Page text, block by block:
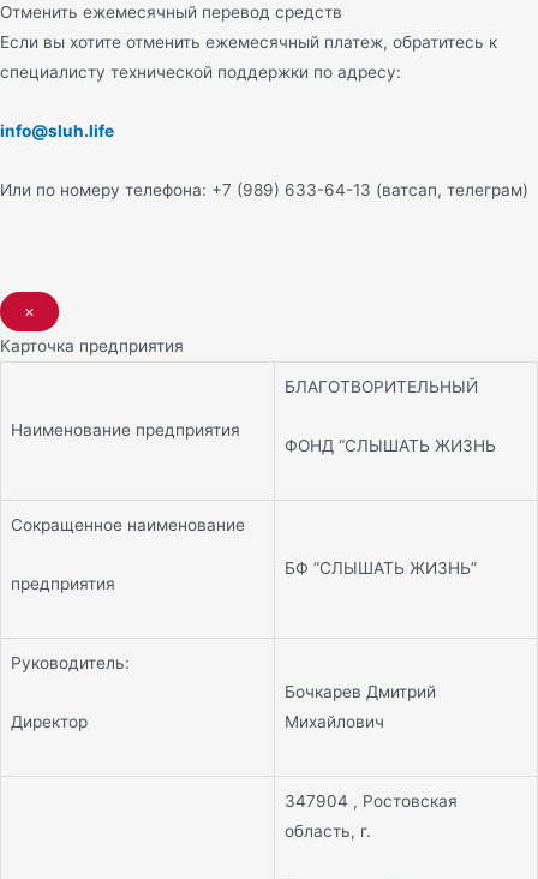
Отменить ежемесячный перевод средств
Если вы хотите отменить ежемесячный платеж, обратитесь к
специалисту технической поддержки по адресу:
info@sluh.life
Или по номеру телефона: +7 (989) 633-64-13 (ватсап, телеграм)
×
Карточка предприятия
Наименование предприятия
БЛАГОТВОРИТЕЛЬНЫЙ
ФОНД “СЛЫШАТЬ ЖИЗНЬ
Сокращенное наименование
предприятия
БФ “СЛЫШАТЬ ЖИЗНЬ”
Руководитель:
Директор
Бочкарев Дмитрий
Михайлович
347904 , Ростовская
область, г.